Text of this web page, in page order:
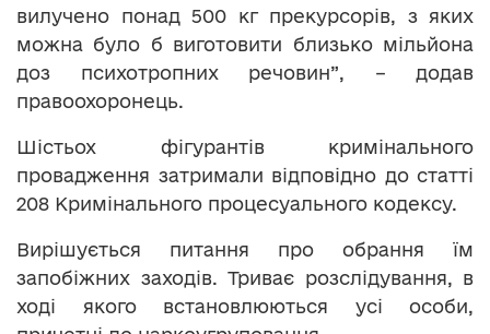
вилучено понад 500 кг прекурсорів, з яких
можна було б виготовити близько мільйона
доз психотропних речовин”, – додав
правоохоронець.
Шістьох фігурантів кримінального
провадження затримали відповідно до статті
208 Кримінального процесуального кодексу.
Вирішується питання про обрання їм
запобіжних заходів. Триває розслідування, в
ході якого встановлюються усі особи,